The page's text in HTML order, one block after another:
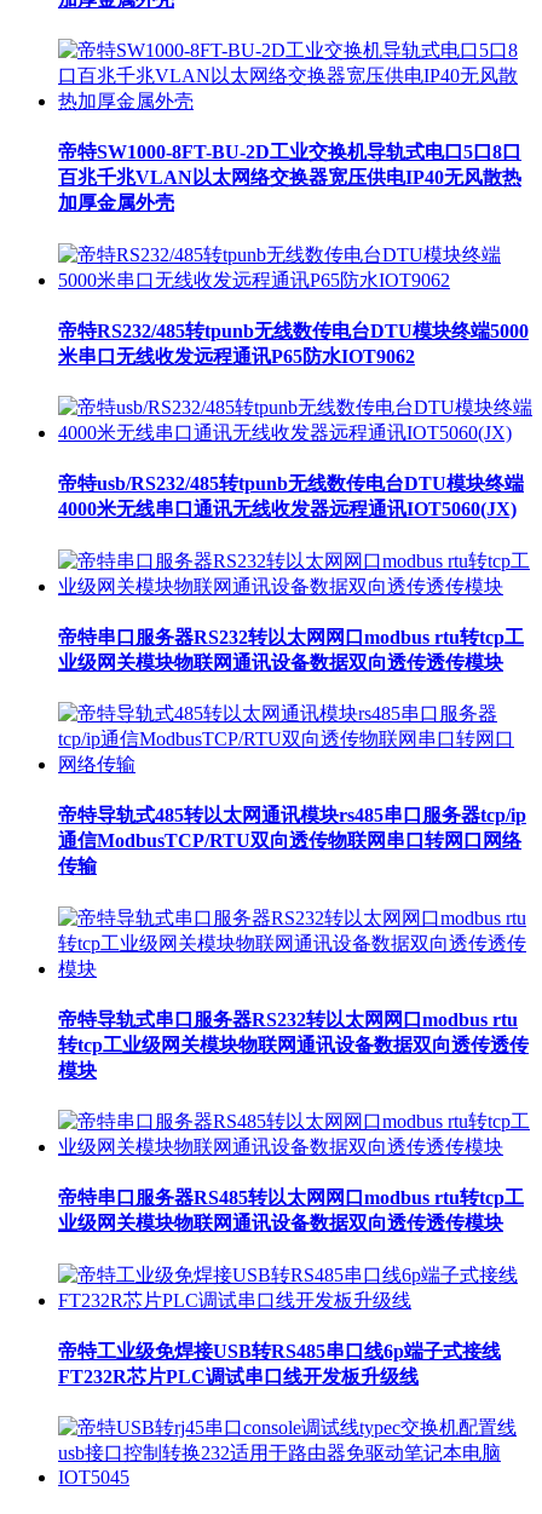
帝特SW1000-8FT-BU-2D工业交换机导轨式电口5口8口
百兆千兆VLAN以太网络交换器宽压供电IP40无风散热
加厚金属外壳
帝特RS232/485转tpunb无线数传电台DTU模块终端5000
米串口无线收发远程通讯P65防水IOT9062
帝特usb/RS232/485转tpunb无线数传电台DTU模块终端
4000米无线串口通讯无线收发器远程通讯IOT5060(JX)
帝特串口服务器RS232转以太网网口modbus rtu转tcp工
业级网关模块物联网通讯设备数据双向透传透传模块
帝特导轨式485转以太网通讯模块rs485串口服务器tcp/ip
通信ModbusTCP/RTU双向透传物联网串口转网口网络
传输
帝特导轨式串口服务器RS232转以太网网口modbus rtu
转tcp工业级网关模块物联网通讯设备数据双向透传透传
模块
帝特串口服务器RS485转以太网网口modbus rtu转tcp工
业级网关模块物联网通讯设备数据双向透传透传模块
帝特工业级免焊接USB转RS485串口线6p端子式接线
FT232R芯片PLC调试串口线开发板升级线